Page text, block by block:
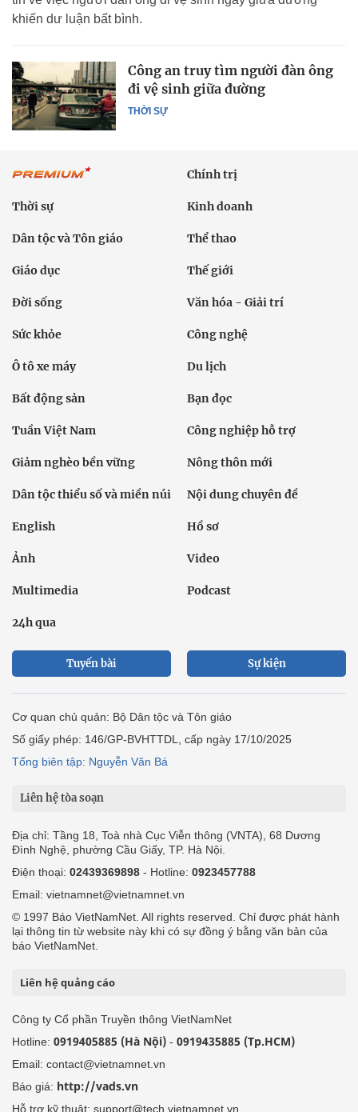
khiến dư luận bất bình.
THỜI SỰ
Công an truy tìm người đàn ông
đi vệ sinh giữa đường
Chính trị
Thời sự Kinh doanh
Dân tộc và Tôn giáo Thể thao
Giáo dục Thế giới
Đời sống Văn hóa - Giải trí
Sức khỏe Công nghệ
Ô tô xe máy Du lịch
Bất động sản Bạn đọc
Tuần Việt Nam Công nghiệp hỗ trợ
Giảm nghèo bền vững Nông thôn mới
Dân tộc thiểu số và miền núi Nội dung chuyên đề
English Hồ sơ
Ảnh Video
Multimedia Podcast
24h qua
Tuyến bài Sự kiện
Cơ quan chủ quản: Bộ Dân tộc và Tôn giáo
Số giấy phép: 146/GP-BVHTTDL, cấp ngày 17/10/2025
Tổng biên tập: Nguyễn Văn Bá
Liên hệ tòa soạn
Địa chỉ: Tầng 18, Toà nhà Cục Viễn thông (VNTA), 68 Dương
Đình Nghệ, phường Cầu Giấy, TP. Hà Nội.
Điện thoại: 02439369898 - Hotline: 0923457788
Email: vietnamnet@vietnamnet.vn
© 1997 Báo VietNamNet. All rights reserved. Chỉ được phát hành
lại thông tin từ website này khi có sự đồng ý bằng văn bản của
báo VietNamNet.
Liên hệ quảng cáo
Công ty Cổ phần Truyền thông VietNamNet
Hotline: 0919405885 (Hà Nội) - 0919435885 (Tp.HCM)
Email: contact@vietnamnet.vn
Báo giá: http://vads.vn
Hỗ trợ kỹ thuật: support@tech.vietnamnet.vn